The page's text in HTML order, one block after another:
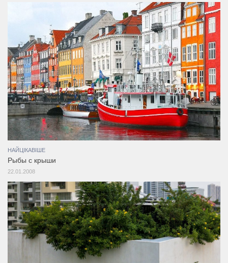
НАЙЦІКАВІШЕ
Рыбы с крыши
22.01.2008